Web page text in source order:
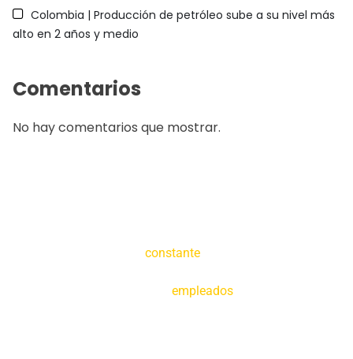
Colombia | Producción de petróleo sube a su nivel más
alto en 2 años y medio
Comentarios
No hay comentarios que mostrar.
constante
empleados